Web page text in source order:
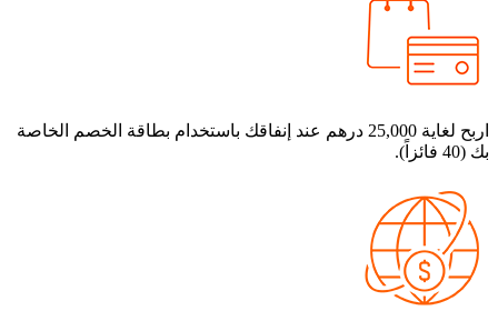
اربح لغاية 25,000 درهم عند إنفاقك باستخدام بطاقة الخصم الخاصة
فائزاً).